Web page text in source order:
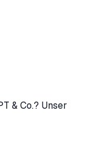
& Co.? Unser